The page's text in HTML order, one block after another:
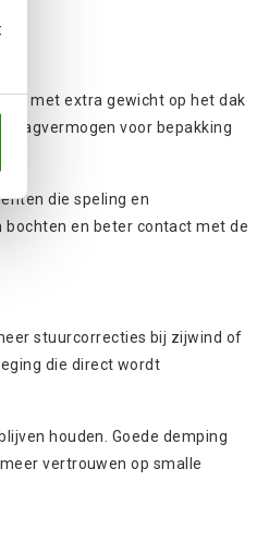
met extra gewicht op het dak
voor bepakking
die speling en
bochten en beter contact met de
stuurcorrecties bij zijwind of
die direct wordt
houden. Goede demping
vertrouwen op smalle